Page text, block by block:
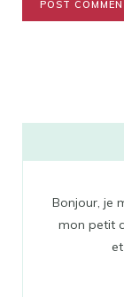
Bonjour, je
mon petit